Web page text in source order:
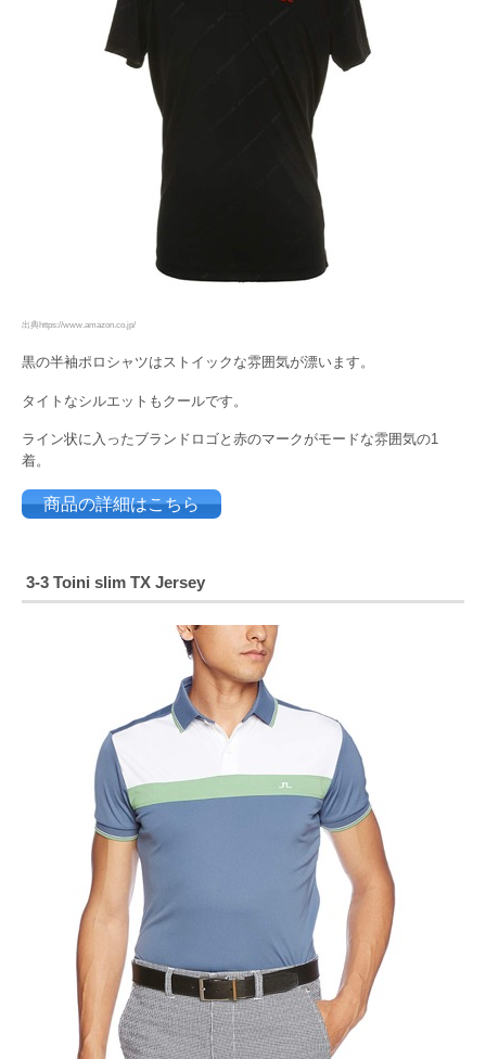
出典https://www.amazon.co.jp/
黒の半袖ポロシャツはストイックな雰囲気が漂います。
タイトなシルエットもクールです。
ライン状に入ったブランドロゴと赤のマークがモードな雰囲気の1
着。
商品の詳細はこちら
3-3 Toini slim TX Jersey